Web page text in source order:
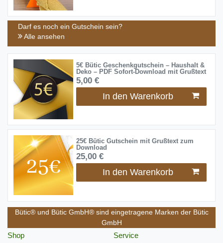
Darf es noch ein Gutschein sein?
Alle ansehen
5€ Bütic Geschenkgutschein – Haushalt &
Deko – PDF Sofort-Download mit Grußtext
5,00 €
In den Warenkorb
25€ Bütic Gutschein mit Grußtext zum
Download
25,00 €
In den Warenkorb
Bütic® und Bütic GmbH® sind eingetragene Marken der Bütic
GmbH
Shop Service